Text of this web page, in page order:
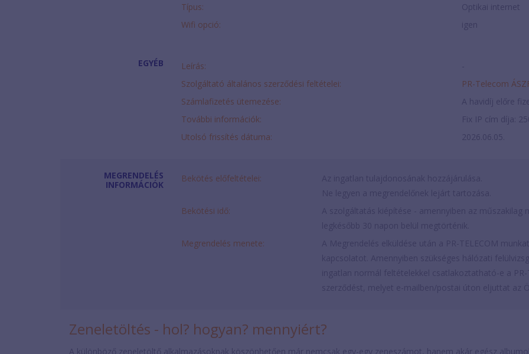
Típus:
Optikai internet
Wifi opció:
igen
EGYÉB Leírás:
-
Szolgáltató általános szerződési feltételei:
PR-Telecom
Számlafizetés ütemezése:
A havidíj előre
További információk:
Fix IP cím díja:
Utolsó frissítés dátuma:
2026.06.05.
MEGRENDELÉS
INFORMÁCIÓK
Bekötés előfeltételei:
Bekötési idő:
Megrendelés menete:
Zeneletöltés - hol? hogyan? mennyiért?
A különböző zeneletöltő alkalmazásoknak köszönhetően már nemcsak egy-egy zeneszámot, hanem akár egész